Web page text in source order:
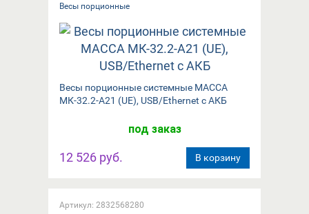
Весы порционные
Весы порционные системные МАССА
МК-32.2-А21 (UE), USB/Ethernet с АКБ
под заказ
12 526 руб. В корзину
Артикул: 2832568280